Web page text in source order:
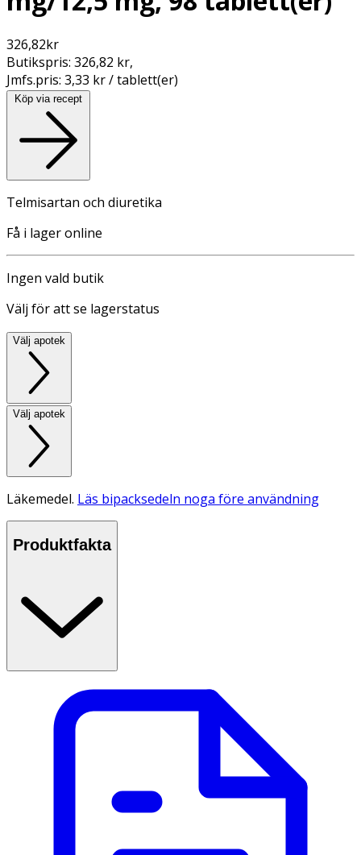
326,82kr
Butikspris: 326,82 kr,
Jmfs.pris: 3,33 kr / tablett(er)
Köp via recept
Telmisartan och diuretika
Få i lager online
Ingen vald butik
Välj för att se lagerstatus
Välj apotek
Välj apotek
Läkemedel. Läs bipacksedeln noga före användning
Produktfakta